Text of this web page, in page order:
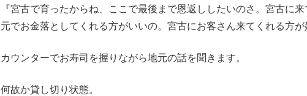
『宮古で育ったからね、ここで最後まで恩返ししたいのさ。宮古に
元でお金落としてくれる方がいいの。宮古にお客さん来てくれる方が
カウンターでお寿司を握りながら地元の話を聞きます。
何故か貸し切り状態。